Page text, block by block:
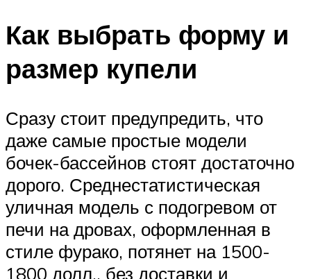
Как выбрать форму и
размер купели
Сразу стоит предупредить, что
даже самые простые модели
бочек-бассейнов стоят достаточно
дорого. Среднестатистическая
уличная модель с подогревом от
печи на дровах, оформленная в
стиле фурако, потянет на 1500-
1800 долл., без доставки и